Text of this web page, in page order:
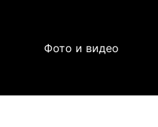
Фото и видео